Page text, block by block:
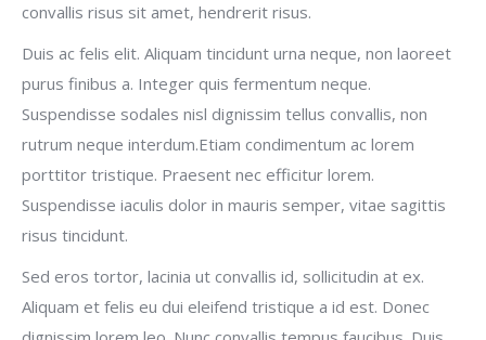
convallis risus sit amet, hendrerit risus.
Duis ac felis elit. Aliquam tincidunt urna neque, non laoreet
purus finibus a. Integer quis fermentum neque.
Suspendisse sodales nisl dignissim tellus convallis, non
rutrum neque interdum.Etiam condimentum ac lorem
porttitor tristique. Praesent nec efficitur lorem.
Suspendisse iaculis dolor in mauris semper, vitae sagittis
risus tincidunt.
Sed eros tortor, lacinia ut convallis id, sollicitudin at ex.
Aliquam et felis eu dui eleifend tristique a id est. Donec